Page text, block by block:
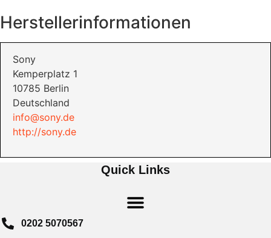
Herstellerinformationen
Sony
Kemperplatz 1
10785 Berlin
Deutschland
info@sony.de
http://sony.de
Quick Links
0202 5070567